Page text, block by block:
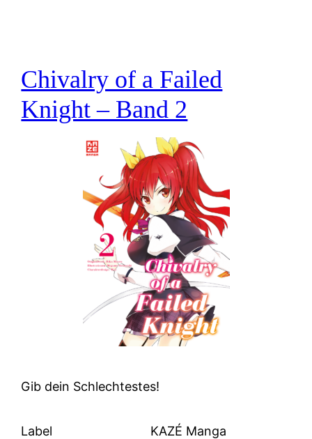
Chivalry of a Failed
Knight – Band 2
Gib dein Schlechtestes!
Label KAZÉ Manga